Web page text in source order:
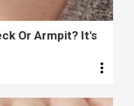
Or Armpit? It's